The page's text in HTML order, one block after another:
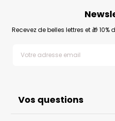
Vos questions
Recevez de belles lettres et 🎁